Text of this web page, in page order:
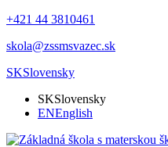
+421 44 3810461
skola@zssmsvazec.sk
SKSlovensky
SKSlovensky
ENEnglish